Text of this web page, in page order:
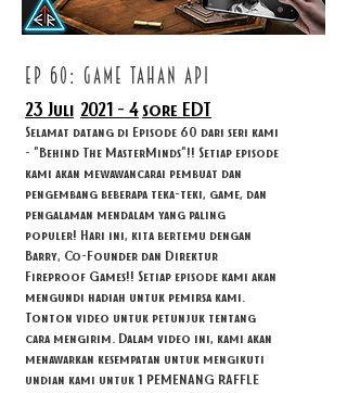
ep 60: game tahan api
23 Juli 2021 - 4 sore EDT
Selamat datang di Episode 60 dari seri kami
- "Behind The MasterMinds"!! Setiap episode
kami akan mewawancarai pembuat dan
pengembang beberapa teka-teki, game, dan
pengalaman mendalam yang paling
populer! Hari ini, kita bertemu dengan
Barry, Co-Founder dan Direktur
Fireproof Games!! Setiap episode kami akan
mengundi hadiah untuk pemirsa kami.
Tonton video untuk petunjuk tentang
cara mengirim. Dalam video ini, kami akan
menawarkan kesempatan untuk mengikuti
undian kami untuk 1 PEMENANG RAFFLE